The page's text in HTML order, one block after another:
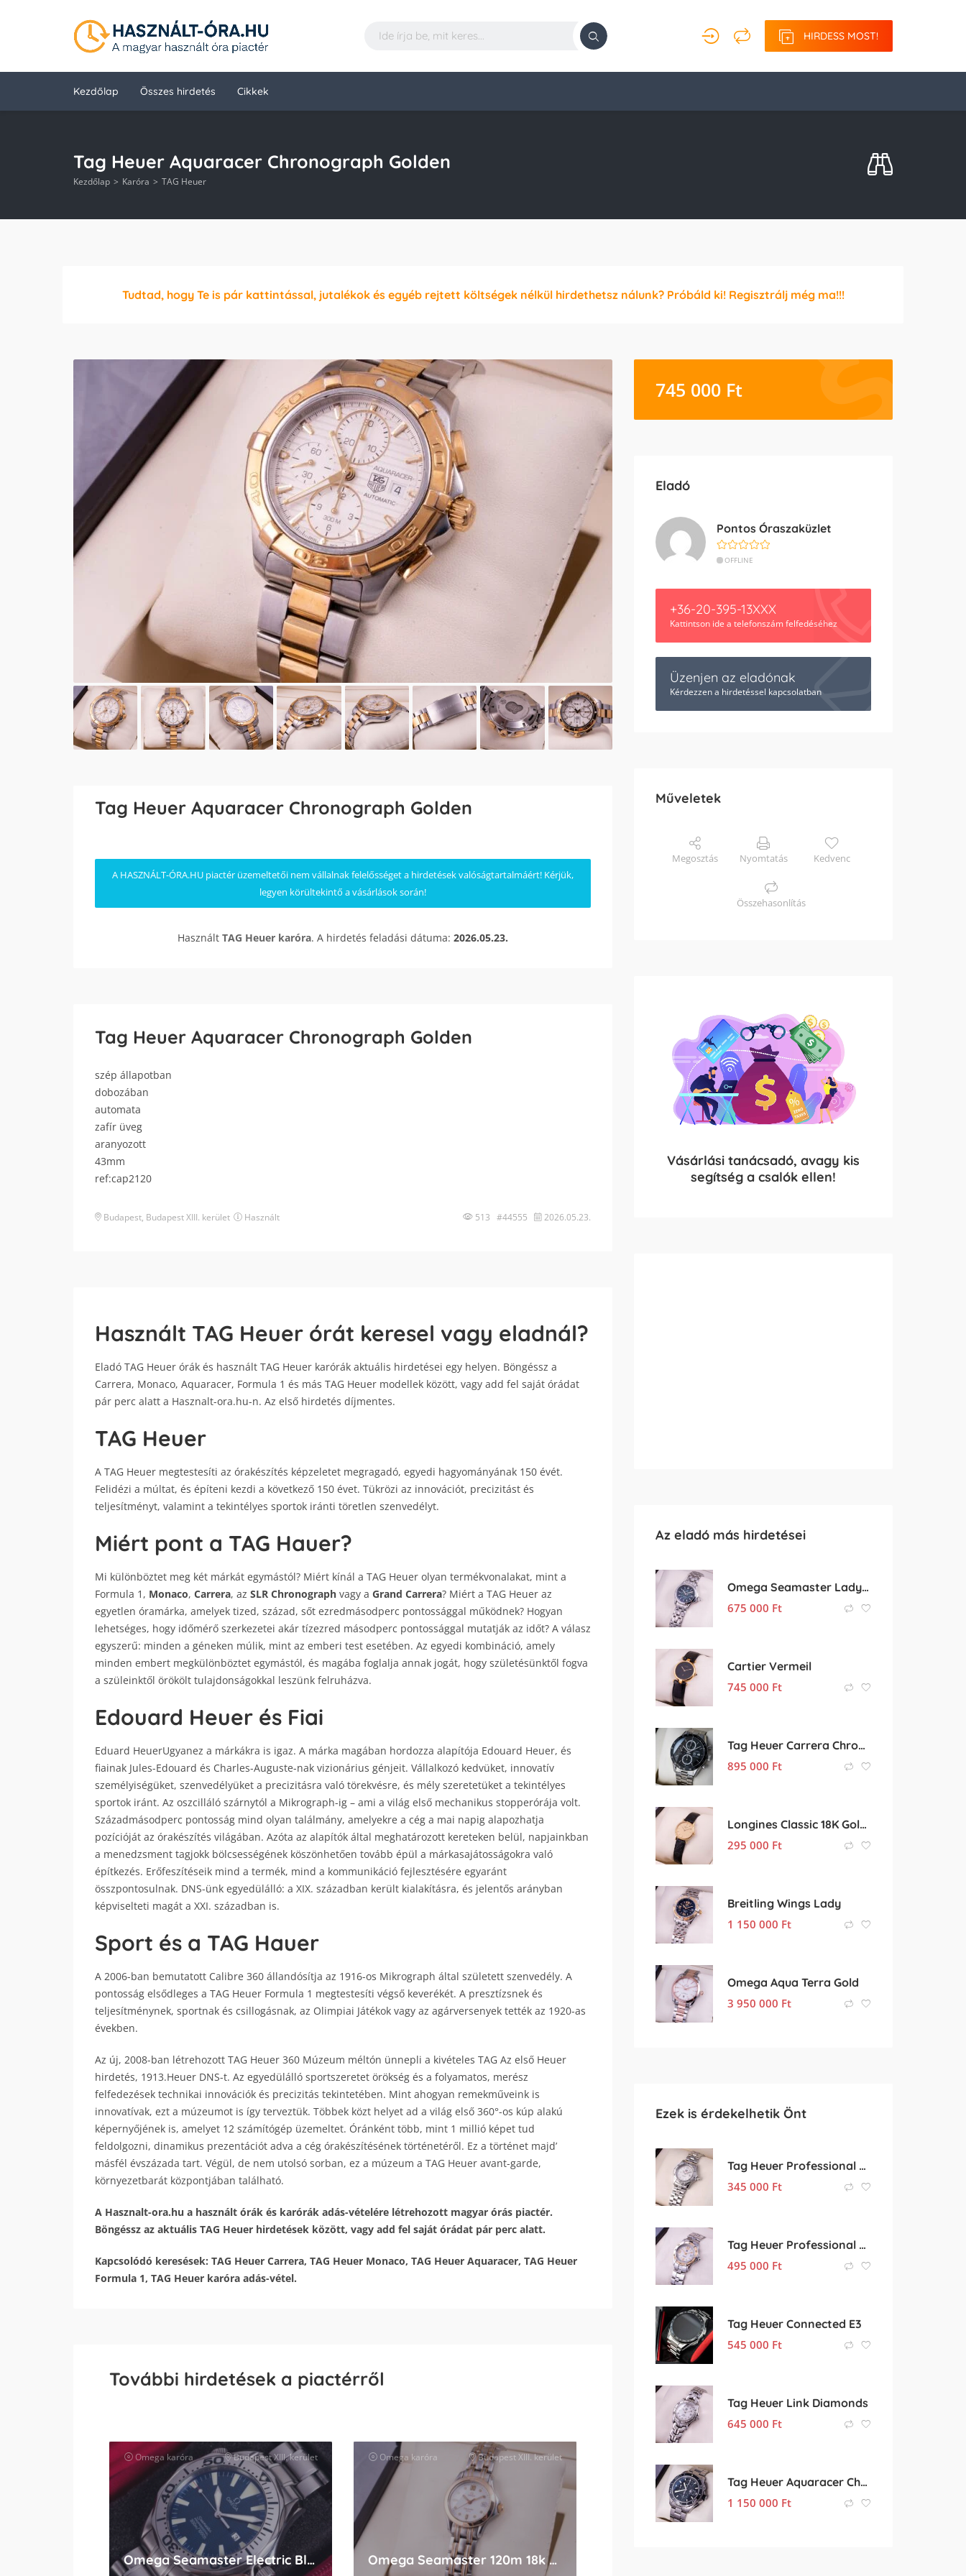
HIRDESS MOST!
Kezdőlap Összes hirdetés Cikkek
Tag Heuer Aquaracer Chronograph Golden
Kezdőlap Karóra TAG Heuer
Tudtad, hogy Te is pár kattintással, jutalékok és egyéb rejtett költségek nélkül hirdethetsz nálunk? Próbáld ki! Regisztrálj még ma!!!
Tag Heuer Aquaracer Chronograph Golden
A HASZNÁLT-ÓRA.HU piactér üzemeltetői nem vállalnak felelősséget a hirdetések valóságtartalmáért! Kérjük,
legyen körültekintő a vásárlások során!
Használt TAG Heuer karóra. A hirdetés feladási dátuma: 2026.05.23.
Tag Heuer Aquaracer Chronograph Golden
szép állapotban
dobozában
automata
zafír üveg
aranyozott
43mm
ref:cap2120
Budapest, Budapest XIII. kerület Használt 513 #44555 2026.05.23.
Használt TAG Heuer órát keresel vagy eladnál?
Eladó TAG Heuer órák és használt TAG Heuer karórák aktuális hirdetései egy helyen. Böngéssz a
Carrera, Monaco, Aquaracer, Formula 1 és más TAG Heuer modellek között, vagy add fel saját órádat
pár perc alatt a Hasznalt-ora.hu-n. Az első hirdetés díjmentes.
TAG Heuer
A TAG Heuer megtestesíti az órakészítés képzeletet megragadó, egyedi hagyományának 150 évét.
Felidézi a múltat, és építeni kezdi a következő 150 évet. Tükrözi az innovációt, precizitást és
teljesítményt, valamint a tekintélyes sportok iránti töretlen szenvedélyt.
Miért pont a TAG Hauer?
Mi különböztet meg két márkát egymástól? Miért kínál a TAG Heuer olyan termékvonalakat, mint a
Formula 1, Monaco, Carrera, az SLR Chronograph vagy a Grand Carrera? Miért a TAG Heuer az
egyetlen óramárka, amelyek tized, század, sőt ezredmásodperc pontossággal működnek? Hogyan
lehetséges, hogy időmérő szerkezetei akár tízezred másodperc pontossággal mutatják az időt? A válasz
egyszerű: minden a géneken múlik, mint az emberi test esetében. Az egyedi kombináció, amely
minden embert megkülönböztet egymástól, és magába foglalja annak jogát, hogy születésünktől fogva
a szüleinktől örökölt tulajdonságokkal leszünk felruházva.
Edouard Heuer és Fiai
Eduard HeuerUgyanez a márkákra is igaz. A márka magában hordozza alapítója Edouard Heuer, és
fiainak Jules-Edouard és Charles-Auguste-nak vizionárius génjeit. Vállalkozó kedvüket, innovatív
személyiségüket, szenvedélyüket a precizitásra való törekvésre, és mély szeretetüket a tekintélyes
sportok iránt. Az oszcilláló szárnytól a Mikrograph-ig – ami a világ első mechanikus stopperórája volt.
Századmásodperc pontosság mind olyan találmány, amelyekre a cég a mai napig alapozhatja
pozícióját az órakészítés világában. Azóta az alapítók által meghatározott kereteken belül, napjainkban
a menedzsment tagjokk bölcsességének köszönhetően tovább épül a márkasajátosságokra való
építkezés. Erőfeszítéseik mind a termék, mind a kommunikáció fejlesztésére egyaránt
összpontosulnak. DNS-ünk egyedülálló: a XIX. században került kialakításra, és jelentős arányban
képviselteti magát a XXI. században is.
Sport és a TAG Hauer
A 2006-ban bemutatott Calibre 360 állandósítja az 1916-os Mikrograph által született szenvedély. A
pontosság elsődleges a TAG Heuer Formula 1 megtestesíti végső keverékét. A presztízsnek és
teljesítménynek, sportnak és csillogásnak, az Olimpiai Játékok vagy az agárversenyek tették az 1920-as
években.
Az új, 2008-ban létrehozott TAG Heuer 360 Múzeum méltón ünnepli a kivételes TAG Az első Heuer
hirdetés, 1913.Heuer DNS-t. Az egyedülálló sportszeretet örökség és a folyamatos, merész
felfedezések technikai innovációk és precizitás tekintetében. Mint ahogyan remekműveink is
innovatívak, ezt a múzeumot is így terveztük. Többek közt helyet ad a világ első 360°-os kúp alakú
képernyőjének is, amelyet 12 számítógép üzemeltet. Óránként több, mint 1 millió képet tud
feldolgozni, dinamikus prezentációt adva a cég órakészítésének történetéről. Ez a történet majd’
másfél évszázada tart. Végül, de nem utolsó sorban, ez a múzeum a TAG Heuer avant-garde,
környezetbarát központjában található.
A Hasznalt-ora.hu a használt órák és karórák adás-vételére létrehozott magyar órás piactér.
Böngéssz az aktuális TAG Heuer hirdetések között, vagy add fel saját órádat pár perc alatt.
Kapcsolódó keresések: TAG Heuer Carrera, TAG Heuer Monaco, TAG Heuer Aquaracer, TAG Heuer
Formula 1, TAG Heuer karóra adás-vétel.
További hirdetések a piactérről
Omegakaróra Budapest XIII. kerület
Omega Seamaster Electric Blue
Omega karóra Budapest XIII. kerület
Omega Seamaster 120m 18k Gold Lady
745 000 Ft
Eladó
Pontos Óraszaküzlet
OFFLINE
+36-20-395-13XXX
Kattintson ide a telefonszám felfedéséhez
Üzenjen az eladónak
Kérdezzen a hirdetéssel kapcsolatban
Műveletek
Megosztás Nyomtatás Kedvenc
Összehasonlítás
Vásárlási tanácsadó, avagy kis
segítség a csalók ellen!
Az eladó más hirdetései
Omega Seamaster Lady – Limited Edition –
675 000 Ft
Cartier Vermeil
745 000 Ft
Tag Heuer Carrera Chronograph
895 000 Ft
Longines Classic 18K Gold Lady
295 000 Ft
Breitling Wings Lady
1 150 000 Ft
Omega Aqua Terra Gold
3 950 000 Ft
Ezek is érdekelhetik Önt
Tag Heuer Professional 200m
345 000 Ft
Tag Heuer Professional Gold Bezel
495 000 Ft
Tag Heuer Connected E3
545 000 Ft
Tag Heuer Link Diamonds
645 000 Ft
Tag Heuer Aquaracer Chronograph Ceramic
1 150 000 Ft